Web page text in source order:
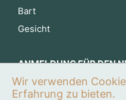
Bart
Gesicht
ANMELDUNG FÜR DEN
Jetzt anmelden
Wir verwenden
Erfahrung zu bieten.